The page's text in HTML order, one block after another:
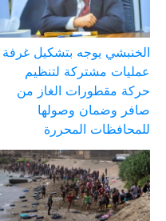
الخنبشي يوجه بتشكيل غرفة
عمليات مشتركة لتنظيم
حركة مقطورات الغاز من
صافر وضمان وصولها
للمحافظات المحررة